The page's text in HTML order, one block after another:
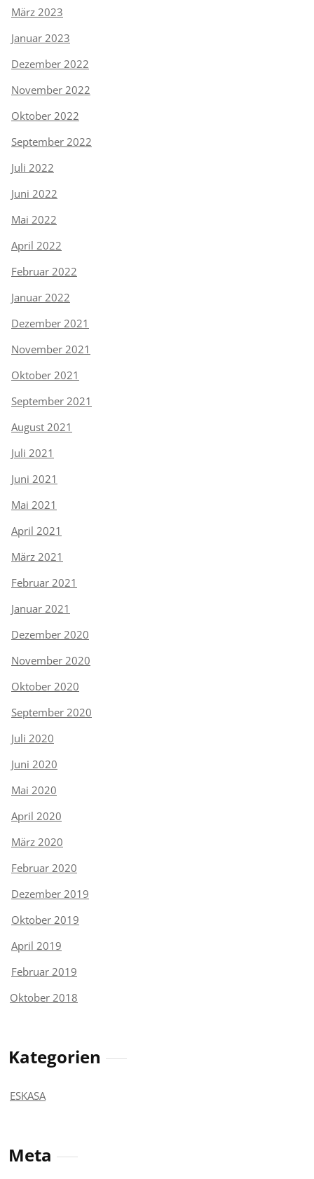
März 2023
Januar 2023
Dezember 2022
November 2022
Oktober 2022
September 2022
Juli 2022
Juni 2022
Mai 2022
April 2022
Februar 2022
Januar 2022
Dezember 2021
November 2021
Oktober 2021
September 2021
August 2021
Juli 2021
Juni 2021
Mai 2021
April 2021
März 2021
Februar 2021
Januar 2021
Dezember 2020
November 2020
Oktober 2020
September 2020
Juli 2020
Juni 2020
Mai 2020
April 2020
März 2020
Februar 2020
Dezember 2019
Oktober 2019
April 2019
Februar 2019
Oktober 2018
Kategorien
ESKASA
Meta